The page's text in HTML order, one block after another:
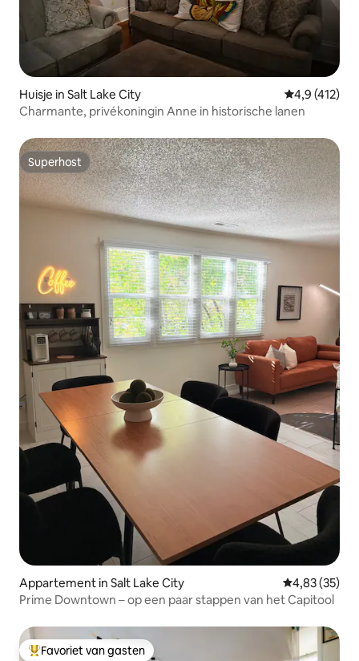
Huisje in Salt Lake City Gemiddelde
4,9 (412)
Charmante, privékoningin Anne in historische lanen
Superhost
Superhost
Appartement in Salt Lake City Gemiddelde
4,83 (35)
Prime Downtown – op een paar stappen van het Capitool
Topfavoriet van gasten
Favoriet van gasten